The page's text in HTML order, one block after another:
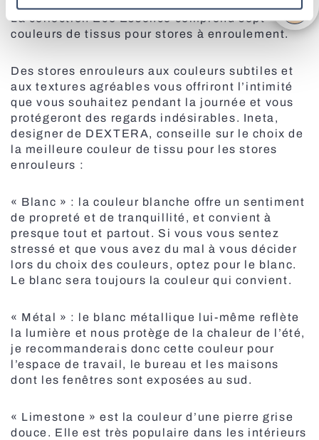
Stores extérieurs
Toutes les portes
La collection Eco Essence comprend sept
couleurs de tissus pour stores à enroulement.
Des stores enrouleurs aux couleurs subtiles et
aux textures agréables vous offriront l’intimité
que vous souhaitez pendant la journée et vous
protégeront des regards indésirables. Ineta,
designer de DEXTERA, conseille sur le choix de
la meilleure couleur de tissu pour les stores
enrouleurs :
« Blanc » : la couleur blanche offre un sentiment
de propreté et de tranquillité, et convient à
presque tout et partout. Si vous vous sentez
stressé et que vous avez du mal à vous décider
lors du choix des couleurs, optez pour le blanc.
Le blanc sera toujours la couleur qui convient.
« Métal » : le blanc métallique lui-même reflète
la lumière et nous protège de la chaleur de l’été,
je recommanderais donc cette couleur pour
l’espace de travail, le bureau et les maisons
dont les fenêtres sont exposées au sud.
« Limestone » est la couleur d’une pierre grise
douce. Elle est très populaire dans les intérieurs